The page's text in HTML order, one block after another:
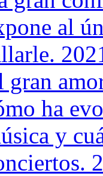
al
gran
ha
y